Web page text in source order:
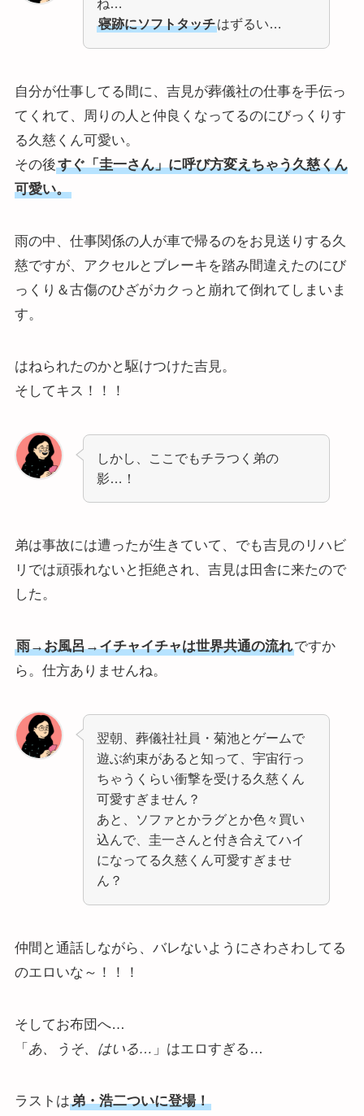
ね…
寝跡にソフトタッチはずるい…
自分が仕事してる間に、吉見が葬儀社の仕事を手伝っ
てくれて、周りの人と仲良くなってるのにびっくりす
る久慈くん可愛い。
その後すぐ「圭一さん」に呼び方変えちゃう久慈くん
可愛い。
雨の中、仕事関係の人が車で帰るのをお見送りする久
慈ですが、アクセルとブレーキを踏み間違えたのにび
っくり＆古傷のひざがカクっと崩れて倒れてしまいま
す。
はねられたのかと駆けつけた吉見。
そしてキス！！！
しかし、ここでもチラつく弟の
影…！
弟は事故には遭ったが生きていて、でも吉見のリハビ
リでは頑張れないと拒絶され、吉見は田舎に来たので
した。
雨→お風呂→イチャイチャは世界共通の流れですか
ら。仕方ありませんね。
翌朝、葬儀社社員・菊池とゲームで
遊ぶ約束があると知って、宇宙行っ
ちゃうくらい衝撃を受ける久慈くん
可愛すぎません？
あと、ソファとかラグとか色々買い
込んで、圭一さんと付き合えてハイ
になってる久慈くん可愛すぎませ
ん？
仲間と通話しながら、バレないようにさわさわしてる
のエロいな～！！！
そしてお布団へ…
「 あ、うそ、はいる… 」はエロすぎる…
ラストは弟・浩二ついに登場！